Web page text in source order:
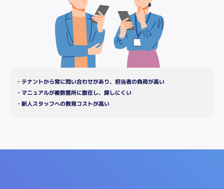
・テナントから常に問い合わせがあり、担当者の負荷が高い
・マニュアルが複数箇所に散在し、探しにくい
・新人スタッフへの教育コストが高い